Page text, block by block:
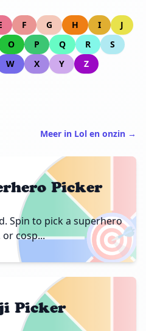
F G H I
J
O P Q R
S
W X Y Z
Meer in Lol en onzin →
🎯
Picker
Spin to pick a superhero
cosp...
Picker